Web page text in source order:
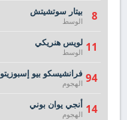
8 بيتار سوتشيتش
الوسط
11 لويس هنريكي
الوسط
94 فرانشيسكو بيو إسبوزيتو
الهجوم
14 أنجي يوان بوني
الهجوم